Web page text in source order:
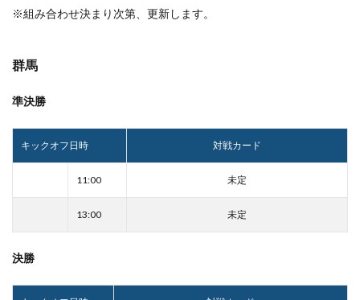
※組み合わせ決まり次第、更新します。
群馬
準決勝
キックオフ日時 対戦カード
11:00 未定
13:00 未定
決勝